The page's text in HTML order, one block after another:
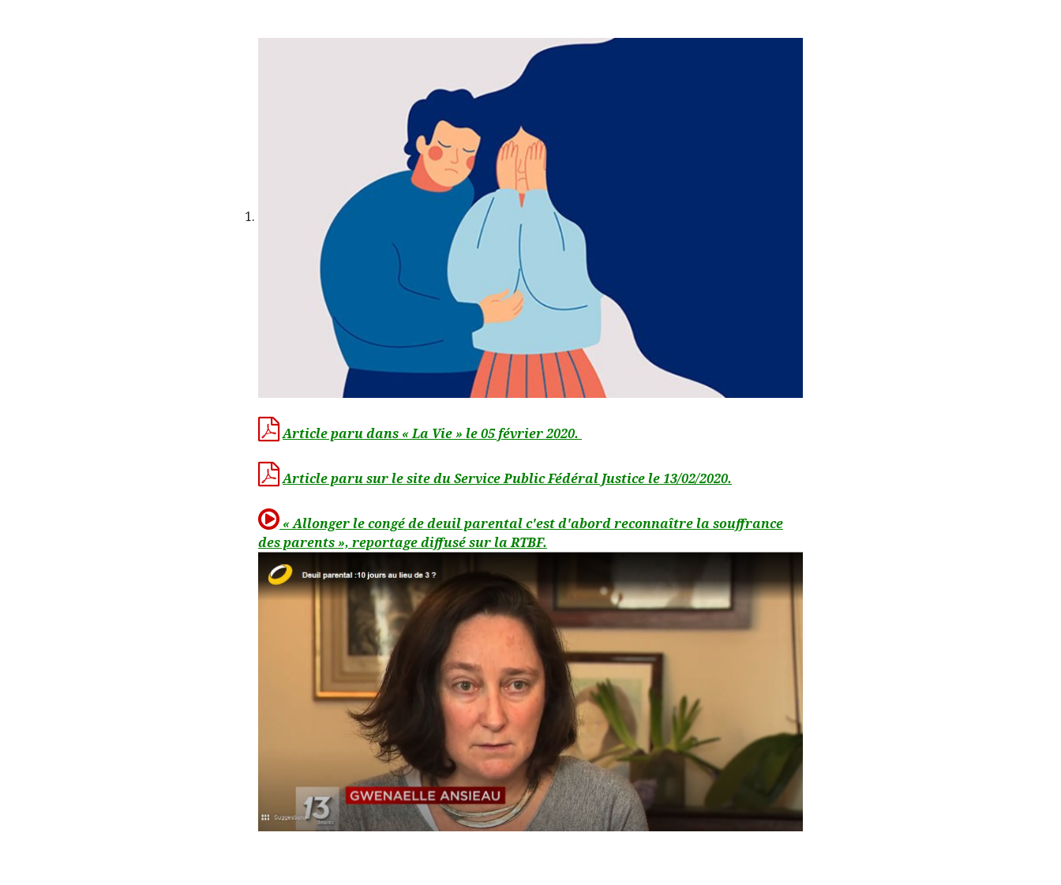
Article paru dans « La Vie » le 05 février 2020.
Article paru sur le site du Service Public Fédéral Justice le 13/02/2020.
« Allonger le congé de deuil parental c'est d'abord reconnaître la souffrance
des parents », reportage diffusé sur la RTBF.